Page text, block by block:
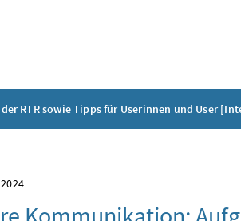
RTR sowie Tipps für Userinnen und User